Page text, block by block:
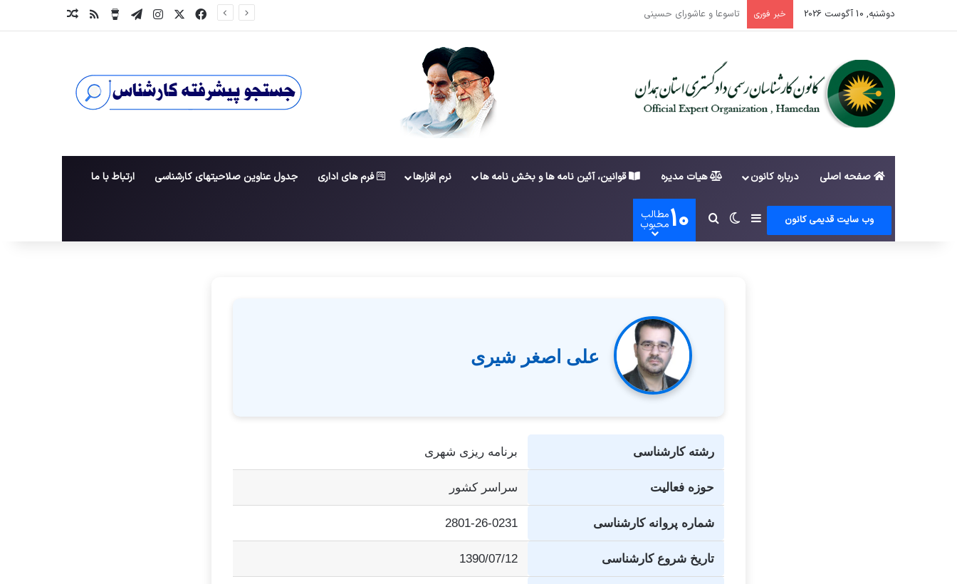
دوشنبه, 10 آگوست 2026 خبر فوری اطلاعیه ثبت نام داوطلبان عضویت در ششمین دوره شورای عالی کارشناسان رسمی دادگستری فیس بوک اینستاگرام
تلگرام برای من یک قهوه بخر
خوراک
صفحه اصلی درباره کانون هیات مدیره قوانین، آئین نامه ها و بخش نامه ها نرم افزارها فرم های اداری جدول عناوین صلاحیتهای کارشناسی ارتباط با ما
وب سایت قدیمی کانون سایدبارتغییر پوسته
جستجو برای
10مطالب
محبوب
علی اصغر شیری
رشته کارشناسی برنامه ریزی شهری
حوزه فعالیت سراسر کشور
شماره پروانه کارشناسی 2801-26-0231
تاریخ شروع کارشناسی 1390/07/12